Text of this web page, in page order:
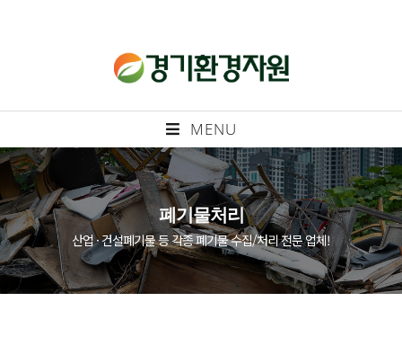
MENU
폐기물처리
산업 · 건설폐기물 등 각종 폐기물 수집/처리 전문 업체!